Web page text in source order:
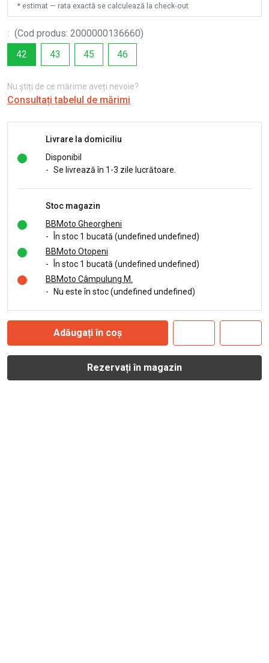
* estimat — rata exactă se calculează la check-out
: (Cod produs: 2000000136660)
42
43 45 46
Nu știți de ce mărime aveți nevoie?
Consultați tabelul de mărimi
Livrare la domiciliu
Disponibil
- Se livrează în 1-3 zile lucrătoare.
Stoc magazin
BBMoto Gheorgheni
-
În stoc 1 bucată (undefined undefined)
BBMoto Otopeni
-
În stoc 1 bucată (undefined undefined)
BBMoto Câmpulung M.
-
Nu este în stoc (undefined undefined)
Adăugați în coș
Rezervați în magazin